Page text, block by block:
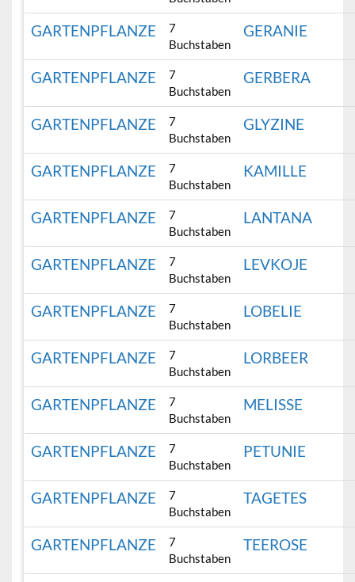
GARTENPFLANZE
7
Buchstaben
GERANIE
GARTENPFLANZE
7
Buchstaben
GERBERA
GARTENPFLANZE
7
Buchstaben
GLYZINE
GARTENPFLANZE
7
Buchstaben
KAMILLE
GARTENPFLANZE
7
Buchstaben
LANTANA
GARTENPFLANZE
7
Buchstaben
LEVKOJE
GARTENPFLANZE
7
Buchstaben
LOBELIE
GARTENPFLANZE
7
Buchstaben
LORBEER
GARTENPFLANZE
7
Buchstaben
MELISSE
GARTENPFLANZE
7
Buchstaben
PETUNIE
GARTENPFLANZE
7
Buchstaben
TAGETES
GARTENPFLANZE
7
Buchstaben
TEEROSE